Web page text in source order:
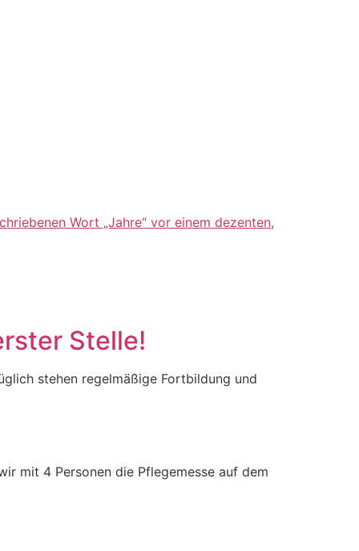
Stelle!
stehen regelmäßige Fortbildung und
mit 4 Personen die Pflegemesse auf dem